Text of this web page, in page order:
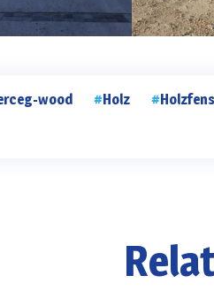
wood Holz